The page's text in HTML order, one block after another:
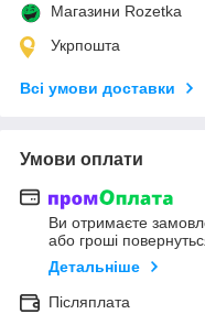
Магазини Rozetka
Укрпошта
Всі умови доставки
Умови оплати
Ви отримаєте
або гроші
Детальніше
Післяплата